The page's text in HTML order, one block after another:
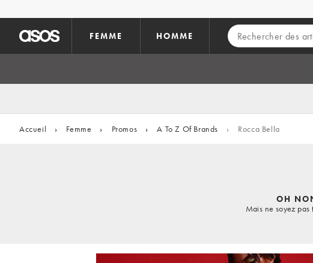
FEMME HOMME
Accueil › Femme › Promos › A To Z Of Brands › Rocca Bella
OH
Mais ne soyez